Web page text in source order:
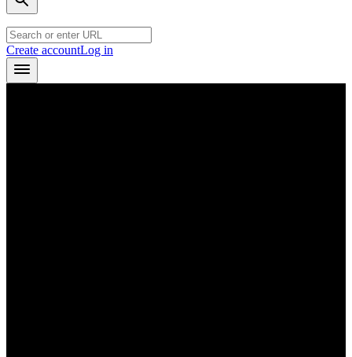
Create accountLog in